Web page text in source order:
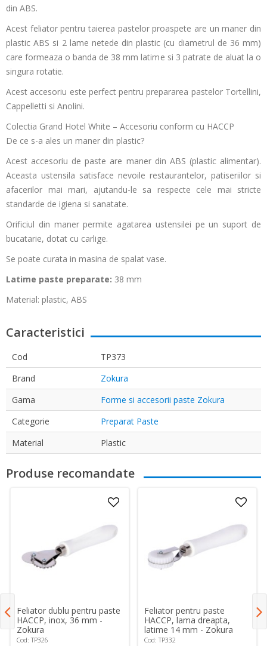
din ABS.
Acest feliator pentru taierea pastelor proaspete are un maner din
plastic ABS si 2 lame netede din plastic (cu diametrul de 36 mm)
care formeaza o banda de 38 mm latime si 3 patrate de aluat la o
singura rotatie.
Acest accesoriu este perfect pentru prepararea pastelor Tortellini,
Cappelletti si Anolini.
Colectia Grand Hotel White – Accesoriu conform cu HACCP
De ce s-a ales un maner din plastic?
Acest accesoriu de paste are maner din ABS (plastic alimentar).
Aceasta ustensila satisface nevoile restaurantelor, patiseriilor si
afacerilor mai mari, ajutandu-le sa respecte cele mai stricte
standarde de igiena si sanatate.
Orificiul din maner permite agatarea ustensilei pe un suport de
bucatarie, dotat cu carlige.
Se poate curata in masina de spalat vase.
Latime paste preparate: 38 mm
Material: plastic, ABS
Caracteristici
Cod
TP373
Brand
Zokura
Gama
Forme si accesorii paste Zokura
Categorie
Preparat Paste
Material
Plastic
Produse recomandate
Feliator dublu pentru paste
HACCP, inox, 36 mm -
Zokura
Cod: TP326
Feliator pentru paste
HACCP, lama dreapta,
latime 14 mm - Zokura
Cod: TP332